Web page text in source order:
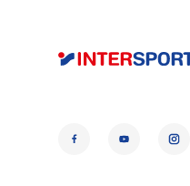
YouTube